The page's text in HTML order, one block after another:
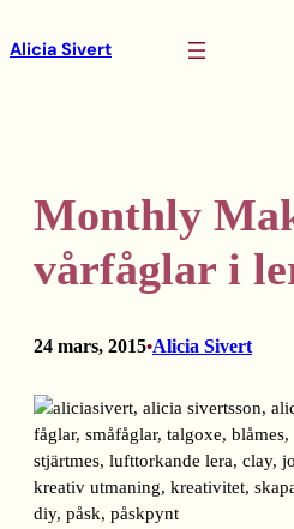
till
Alicia Sivert
Monthly
vårfåglar i
24 mars, 2015•Alicia Sivert